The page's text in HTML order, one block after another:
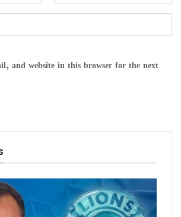
and website in this browser for the next